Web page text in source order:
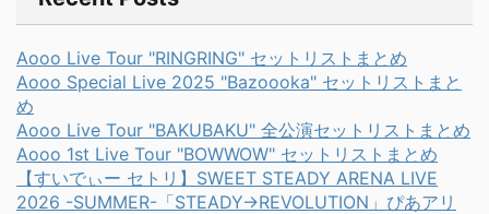
Aooo Live Tour "RINGRING" セットリストまとめ
Aooo Special Live 2025 "Bazoooka" セットリストまと
め
Aooo Live Tour "BAKUBAKU" 全公演セットリストまとめ
Aooo 1st Live Tour "BOWWOW" セットリストまとめ
【すいでぃー セトリ】SWEET STEADY ARENA LIVE
2026 -SUMMER-「STEADY→REVOLUTION」ぴあアリ